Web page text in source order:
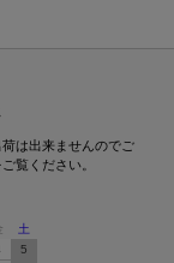
は出来ませんのでご
ご覧ください。
土
5